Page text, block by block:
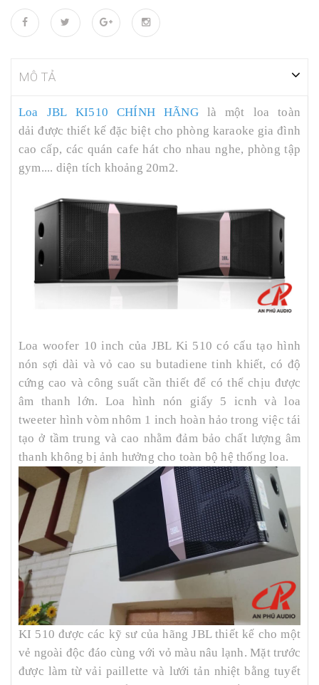
MÔ TẢ
Loa JBL KI510 CHÍNH HÃNGlà một loa toàn
dải được thiết kế đặc biệt cho phòng karaoke gia đình
cao cấp, các quán cafe hát cho nhau nghe, phòng tập
gym.... diện tích khoảng 20m2.
Loa woofer 10 inch của JBL Ki 510 có cấu tạo hình
nón sợi dài và vỏ cao su butadiene tinh khiết, có độ
cứng cao và công suất cần thiết để có thể chịu được
âm thanh lớn. Loa hình nón giấy 5 icnh và loa
tweeter hình vòm nhôm 1 inch hoàn hảo trong việc tái
tạo ở tầm trung và cao nhằm đảm bảo chất lượng âm
thanh không bị ảnh hưởng cho toàn bộ hệ thống loa.
KI 510 được các kỹ sư của hãng JBL thiết kế cho một
vẻ ngoài độc đáo cùng với vỏ màu nâu lạnh. Mặt trước
được làm từ vải paillette và lưới tản nhiệt bằng tuyết